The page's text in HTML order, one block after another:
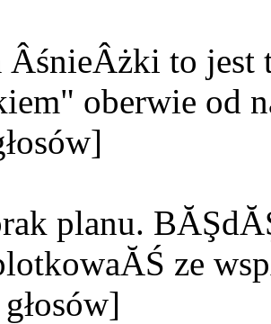
ÂśnieÂżki to jest
oberwie od
planu.
ze